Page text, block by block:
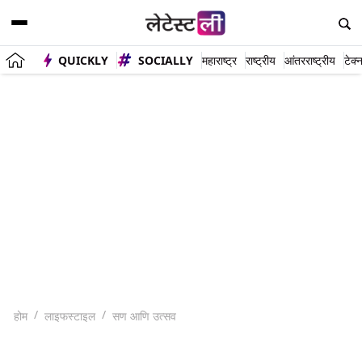
QUICKLY SOCIALLY महाराष्ट्र राष्ट्रीय आंतरराष्ट्रीय
होम लाइफस्टाइल सण आणि उत्सव